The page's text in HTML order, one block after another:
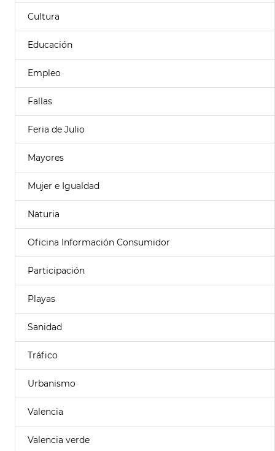
Cultura
Educación
Empleo
Fallas
Feria de Julio
Mayores
Mujer e Igualdad
Naturia
Oficina Información Consumidor
Participación
Playas
Sanidad
Tráfico
Urbanismo
Valencia
Valencia verde